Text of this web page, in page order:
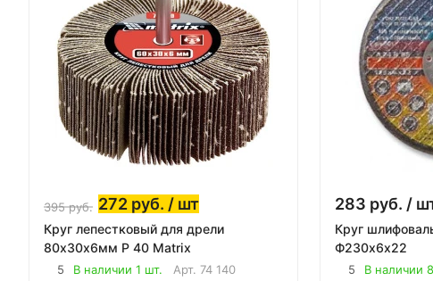
395руб. 272 руб. / шт
Круг лепестковый для дрели
80х30х6мм P 40 Matrix
5 В наличии 1 шт. Арт. 74 140
283 руб. /
Круг
Ф230х6х22
5
В наличии